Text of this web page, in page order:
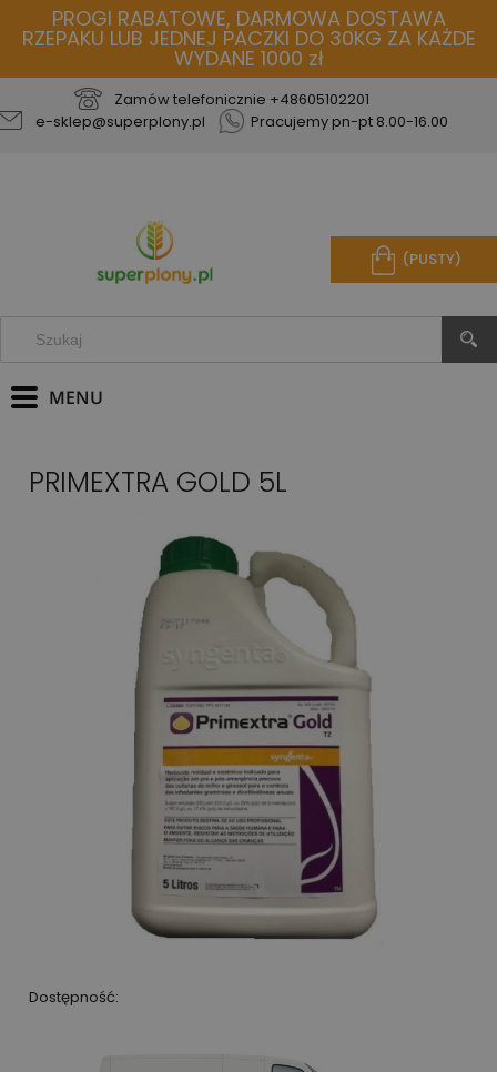
PROGI RABATOWE, DARMOWA DOSTAWA
RZEPAKU LUB JEDNEJ PACZKI DO 30KG ZA KAŻDE
WYDANE 1000 zł
Zamów telefonicznie +48605102201
e-sklep@superplony.pl
Pracujemy pn-pt 8.00-16.00
(PUSTY)
PRIMEXTRA GOLD 5L
Dostępność: